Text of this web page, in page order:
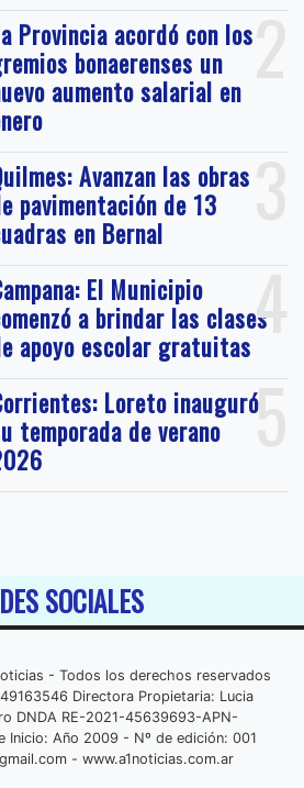
2
Provincia acordó con los
bonaerenses un
aumento salarial en
3
Avanzan las obras
pavimentación de 13
en Bernal
4
El Municipio
a brindar las clases
apoyo escolar gratuitas
5
Loreto inauguró
temporada de verano
SOCIALES
- Todos los derechos reservados
Directora Propietaria: Lucia
DNDA RE-2021-45639693-APN-
Inicio: Año 2009 - Nº de edición: 001
- www.a1noticias.com.ar